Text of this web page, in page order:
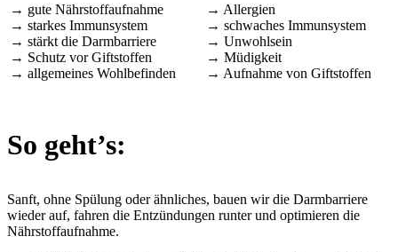
→ gute Nährstoffaufnahme
→ starkes Immunsystem
→ stärkt die Darmbarriere
→ Schutz vor Giftstoffen
→ allgemeines Wohlbefinden
→ Allergien
→ schwaches Immunsystem
→ Unwohlsein
→ Müdigkeit
→ Aufnahme von Giftstoffen
So geht’s:
Sanft, ohne Spülung oder ähnliches, bauen wir die Darmbarriere
wieder auf, fahren die Entzündungen runter und optimieren die
Nährstoffaufnahme.